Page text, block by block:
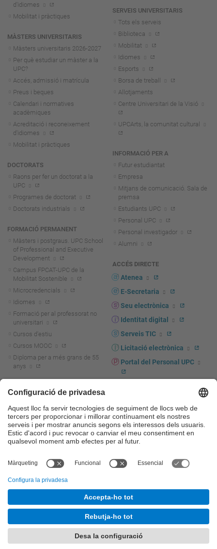
d'idiomes
Mobilitat i pràctiques
MÀSTERS UNIVERSITARIS
Màsters universitaris 2026-2027
Per què estudiar un màster a la
UPC?
Accés, admissió i matrícula
Preus i beques
Calendari i normatives
acadèmiques
Acreditació i reconeixement
d'idiomes
Mobilitat i pràctiques
DOCTORATS
Raons per fer un doctorat a la
UPC
Programes de doctorat
Doctorats industrials
FORMACIÓ PERMANENT
Màsters i postgraus. UPC School
of Professional and Executive
Development
Campus FPCAT-UPC de la
Mobilitat Sostenible
Microcredencials
Idiomes
Formació per al professorat no
universitari
Cursos d'estiu
Cursos MOOC
Diploma per a més grans de 55
anys
Actualitat R+D+I
La recerca a la UPC
La transferència, l'emprenedoria i
la innovació a la UPC
Foment i suport a la recerca
transferència, l'emprenedoria i la
Serveis per a empreses
SERVEIS UNIVERSITARIS
Tots els serveis
Biblioteca
Mobilitat
Idiomes
Esports
Borsa de treball
Allotjaments
Centre Universitari de la Visió
UPCArts, la comunitat cultural
INFORMACIÓ PER A
Futur estudiantat
Empresa
Mitjans de comunicació. Sala de
premsa
Estudiants UPC
Personal UPC
Personal investigador
Alumni
ACCÉS DIRECTE
Atenea
E-Secretaria
Seu electrònica
Identitat digital
Serveis TIC
Licitació electrònica
Portal del Personal UPC
UPCshop, marxandatge
Sala de premsa
Seguretat i salut
© UPC Universitat Politècnica de Catalunya - BarcelonaTech
Accessibilitat